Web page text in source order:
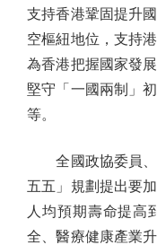
支持香港鞏固提升
空樞紐地位，支持
為香港把握國家發
堅守「一國兩制」
等。
全國政協委員、
五五」規劃提出要
人均預期壽命提高
全、醫療健康產業